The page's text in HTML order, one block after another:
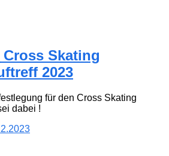
Skating
2023
für den Cross Skating
dabei !